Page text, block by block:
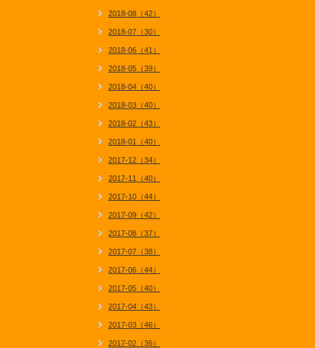
2018-08（42）
2018-07（30）
2018-06（41）
2018-05（39）
2018-04（40）
2018-03（40）
2018-02（43）
2018-01（40）
2017-12（34）
2017-11（40）
2017-10（44）
2017-09（42）
2017-08（37）
2017-07（38）
2017-06（44）
2017-05（40）
2017-04（43）
2017-03（46）
2017-02（36）